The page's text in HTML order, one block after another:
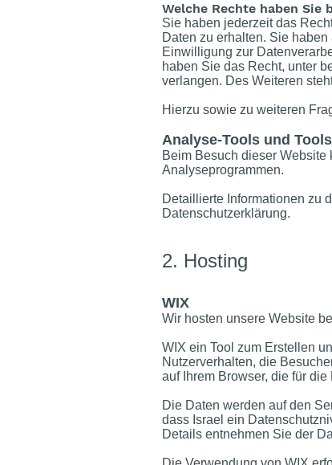
Welche Rechte haben Sie
Sie haben jederzeit das
Daten zu erhalten. Sie
Einwilligung zur
haben Sie das Recht, unter
verlangen. Des Weiteren
Hierzu sowie zu weiteren
Analyse-Tools und
Beim Besuch dieser
Analyseprogrammen.
Detaillierte Informationen zu
Datenschutzerklärung.
2. Hosting
WIX
Wir hosten unsere Website
WIX ein Tool zum Erstellen
Nutzerverhalten, die
auf Ihrem Browser, die für
Die Daten werden auf den
dass Israel ein
Details entnehmen Sie der